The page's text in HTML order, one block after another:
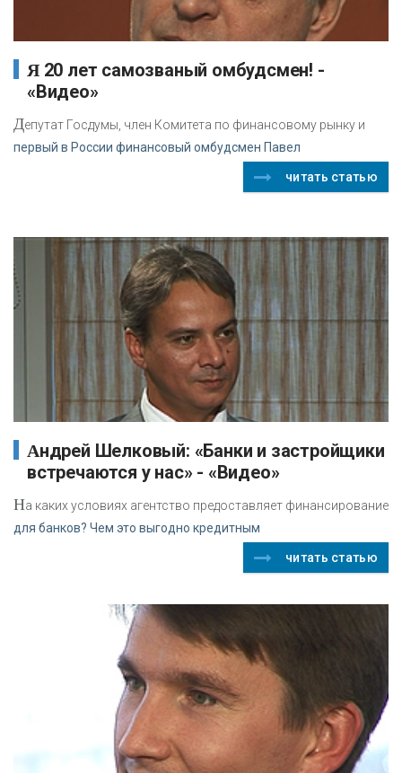
Я 20 лет самозваный омбудсмен! -
«Видео»
Депутат Госдумы, член Комитета по финансовому рынку и
первый в России финансовый омбудсмен Павел
читать статью
Андрей Шелковый: «Банки и застройщики
встречаются у нас» - «Видео»
На каких условиях агентство предоставляет финансирование
для банков? Чем это выгодно кредитным
читать статью